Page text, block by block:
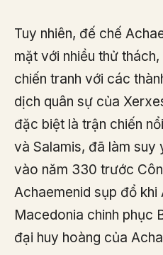
Tuy nhiên, đế chế
mặt với nhiều thử
chiến tranh với các
dịch quân sự của
đặc biệt là trận chiến
và Salamis, đã làm suy
vào năm 330 trước
Achaemenid sụp đổ
Macedonia chinh phục
đại huy hoàng của